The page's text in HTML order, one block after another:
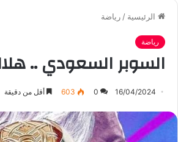
الرئيسية / رياضة
رياضة
السوبر السعودي ..
16/04/2024
0
603 أقل من دقيقة